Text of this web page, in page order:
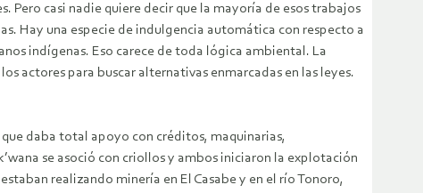
casi nadie quiere decir que la mayoría de esos trabajos
Hay una especie de indulgencia automática con respecto a
indígenas. Eso carece de toda lógica ambiental. La
actores para buscar alternativas enmarcadas en las leyes.
daba total apoyo con créditos, maquinarias,
se asoció con criollos y ambos iniciaron la explotación
realizando minería en El Casabe y en el río Tonoro,